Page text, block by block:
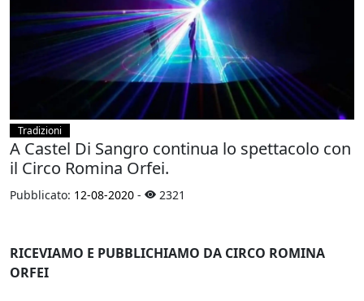
Tradizioni
A Castel Di Sangro continua lo spettacolo con
il Circo Romina Orfei.
Pubblicato: 12-08-2020 - 2321
RICEVIAMO E PUBBLICHIAMO DA CIRCO ROMINA
ORFEI